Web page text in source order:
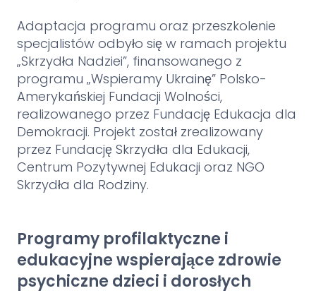
Adaptacja programu oraz przeszkolenie
specjalistów odbyło się w ramach projektu
„Skrzydła Nadziei”, finansowanego z
programu „Wspieramy Ukrainę” Polsko-
Amerykańskiej Fundacji Wolności,
realizowanego przez Fundację Edukacja dla
Demokracji. Projekt został zrealizowany
przez Fundację Skrzydła dla Edukacji,
Centrum Pozytywnej Edukacji oraz NGO
Skrzydła dla Rodziny.
Programy profilaktyczne i
edukacyjne wspierające zdrowie
psychiczne dzieci i dorosłych